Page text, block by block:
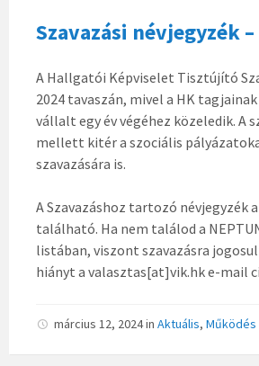
Szavazási névjegyzék
A Hallgatói Képviselet Tisztújító
2024 tavaszán, mivel a HK
vállalt egy év végéhez közeledik. A
mellett kitér a szociális
szavazására is.
A Szavazáshoz tartozó névjegyzék
található. Ha nem találod a
listában, viszont szavazásra
hiányt a valasztas[at]vik.hk e-mail
március 12, 2024in Aktuális, Működés